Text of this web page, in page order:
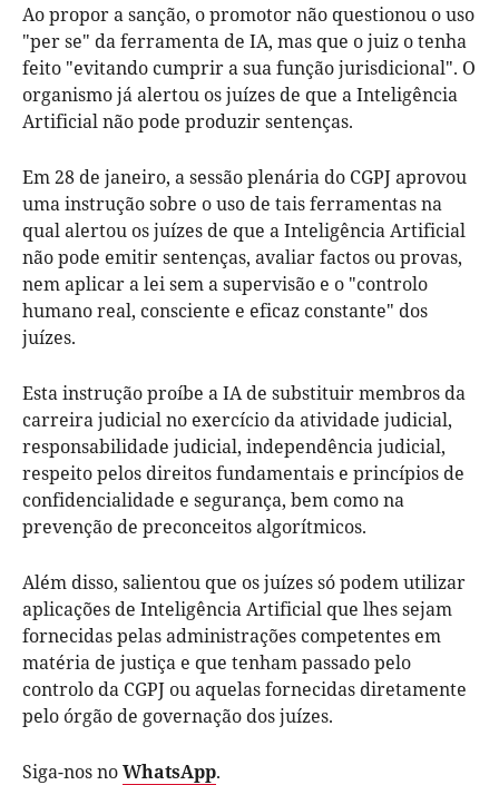
Ao propor a sanção, o promotor não questionou o uso
"per se" da ferramenta de IA, mas que o juiz o tenha
feito "evitando cumprir a sua função jurisdicional". O
organismo já alertou os juízes de que a Inteligência
Artificial não pode produzir sentenças.
Em 28 de janeiro, a sessão plenária do CGPJ aprovou
uma instrução sobre o uso de tais ferramentas na
qual alertou os juízes de que a Inteligência Artificial
não pode emitir sentenças, avaliar factos ou provas,
nem aplicar a lei sem a supervisão e o "controlo
humano real, consciente e eficaz constante" dos
juízes.
Esta instrução proíbe a IA de substituir membros da
carreira judicial no exercício da atividade judicial,
responsabilidade judicial, independência judicial,
respeito pelos direitos fundamentais e princípios de
confidencialidade e segurança, bem como na
prevenção de preconceitos algorítmicos.
Além disso, salientou que os juízes só podem utilizar
aplicações de Inteligência Artificial que lhes sejam
fornecidas pelas administrações competentes em
matéria de justiça e que tenham passado pelo
controlo da CGPJ ou aquelas fornecidas diretamente
pelo órgão de governação dos juízes.
Siga-nos noWhatsApp.